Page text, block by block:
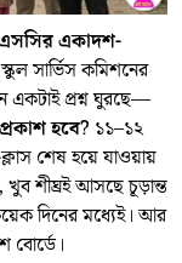
একাদশ-
সার্ভিস কমিশনের
একটাই প্রশ্ন ঘুরছে—
হবে? ১১–১২
শেষ হয়ে যাওয়ায়
শীঘ্রই আসছে চূড়ান্ত
দিনের মধ্যেই। আর
বোর্ডে।